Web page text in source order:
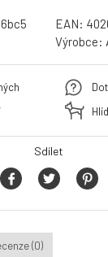
EAN:
Výrobce:
Sdílet
(0)